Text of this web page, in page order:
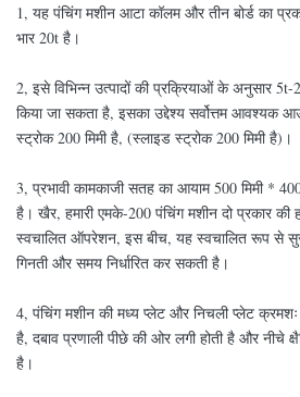
1, यह पंचिंग मशीन आटा कॉलम और तीन बोर्ड का
भार 20t है।
2, इसे विभिन्न उत्पादों की प्रक्रियाओं के अनुसार 5t-
किया जा सकता है, इसका उद्देश्य सर्वोत्तम आवश्यक
स्ट्रोक 200 मिमी है, (स्लाइड स्ट्रोक 200 मिमी है)।
3, प्रभावी कामकाजी सतह का आयाम 500 मिमी *
है। खैर, हमारी एमके-200 पंचिंग मशीन दो प्रकार
स्वचालित ऑपरेशन, इस बीच, यह स्वचालित रूप से
गिनती और समय निर्धारित कर सकती है।
4, पंचिंग मशीन की मध्य प्लेट और निचली प्लेट
है, दबाव प्रणाली पीछे की ओर लगी होती है और नीचे
है।